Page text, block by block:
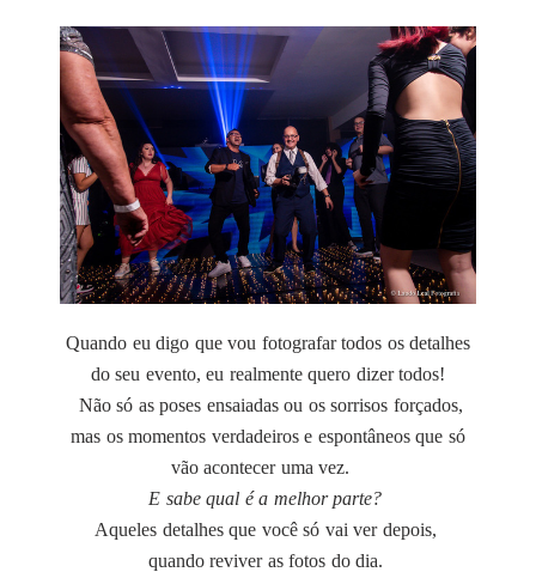
Quando eu digo que vou fotografar todos os detalhes
do seu evento, eu realmente quero dizer todos!
Não só as poses ensaiadas ou os sorrisos forçados,
mas os momentos verdadeiros e espontâneos que só
vão acontecer uma vez.
E sabe qual é a melhor parte?
Aqueles detalhes que você só vai ver depois,
quando reviver as fotos do dia.